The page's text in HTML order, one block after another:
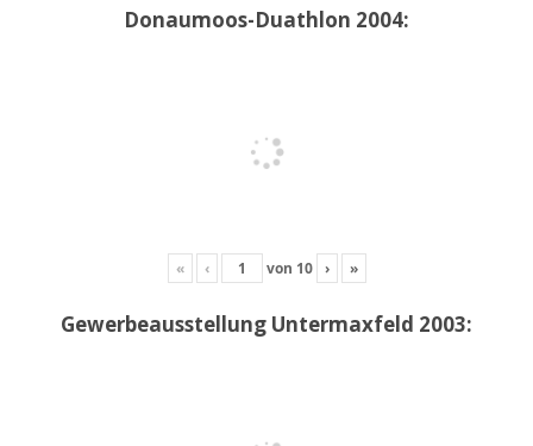
Donaumoos-Duathlon 2004:
« ‹ von 10 › »
Gewerbeausstellung Untermaxfeld 2003: